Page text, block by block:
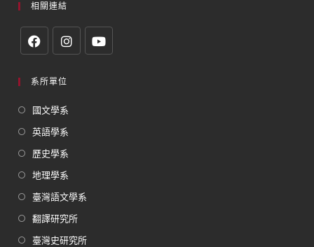
相關連結
系所單位
國文學系
英語學系
歷史學系
地理學系
臺灣語文學系
翻譯研究所
臺灣史研究所